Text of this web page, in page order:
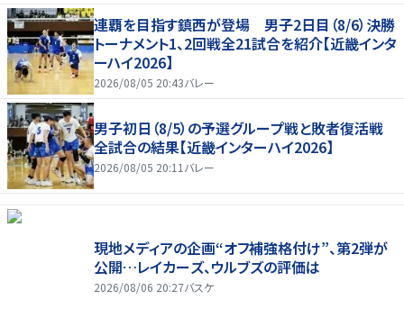
連覇を目指す鎮西が登場 男子2日目（8/6）決勝
トーナメント1、2回戦全21試合を紹介【近畿インタ
ーハイ2026】
2026/08/05 20:43バレー
男子初日（8/5）の予選グループ戦と敗者復活戦
全試合の結果【近畿インターハイ2026】
2026/08/05 20:11 バレー
現地メディアの企画“オフ補強格付け”、第2弾が
公開…レイカーズ、ウルブズの評価は
2026/08/06 20:27バスケ